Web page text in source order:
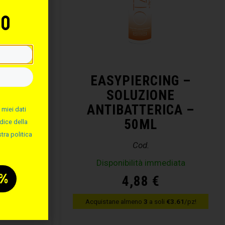
–
EASYPIERCING –
SOLUZIONE
ANTIBATTERICA –
50ML
Cod.
Disponibilità immediata
4,88 €
Acquistane almeno 3 a soli €3.61/pz!
dati
della
politica